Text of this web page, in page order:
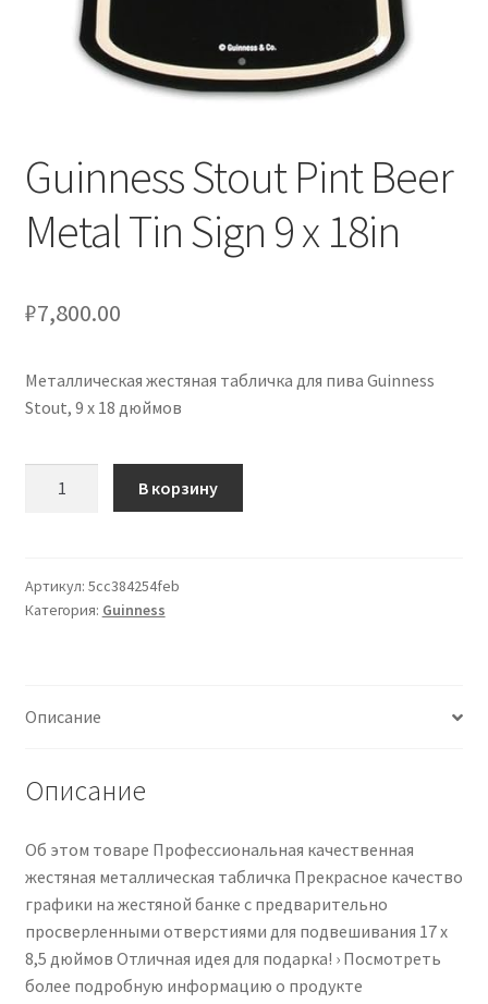
Guinness Stout Pint Beer
Metal Tin Sign 9 x 18in
₽7,800.00
Металлическая жестяная табличка для пива Guinness
Stout, 9 x 18 дюймов
Pint
Beer
9
В корзину
Артикул: 5cc384254feb
Категория: Guinness
Описание
Описание
Об этом товаре Профессиональная качественная
жестяная металлическая табличка Прекрасное качество
графики на жестяной банке с предварительно
просверленными отверстиями для подвешивания 17 x
8,5 дюймов Отличная идея для подарка! › Посмотреть
более подробную информацию о продукте